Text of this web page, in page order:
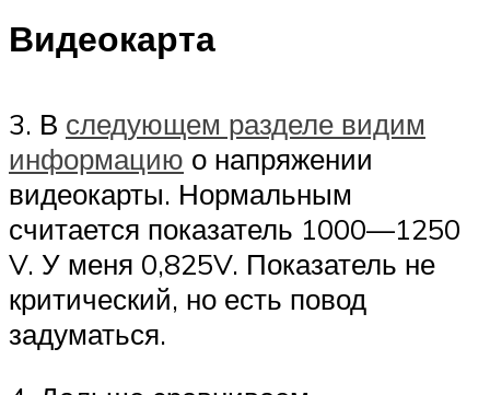
Видеокарта
3. В следующем разделе видим
информацию о напряжении
видеокарты. Нормальным
считается показатель 1000—1250
V. У меня 0,825V. Показатель не
критический, но есть повод
задуматься.